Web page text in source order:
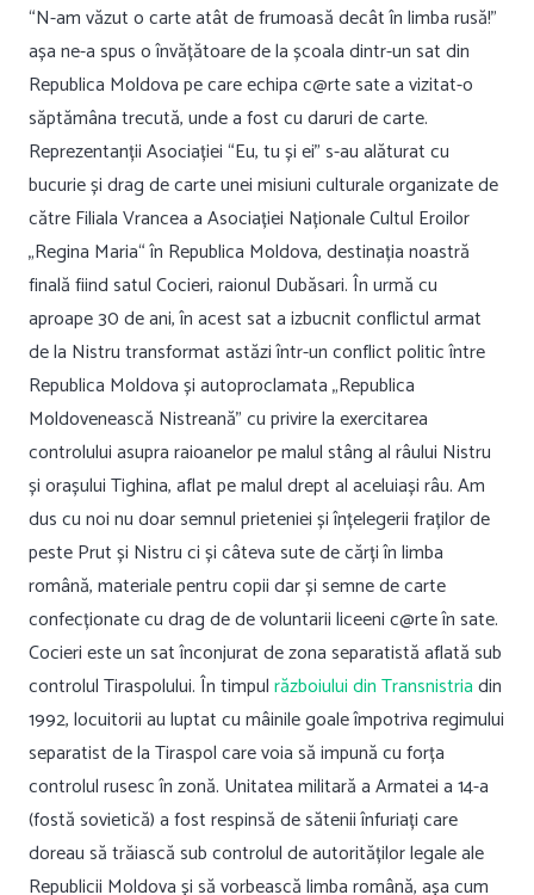
“N-am văzut o carte atât de frumoasă decât în limba rusă!”
așa ne-a spus o învățătoare de la școala dintr-un sat din
Republica Moldova pe care echipa c@rte sate a vizitat-o
săptămâna trecută, unde a fost cu daruri de carte.
Reprezentanții Asociației “Eu, tu și ei” s-au alăturat cu
bucurie și drag de carte unei misiuni culturale organizate de
către Filiala Vrancea a Asociației Naționale Cultul Eroilor
„Regina Maria“ în Republica Moldova, destinația noastră
finală fiind satul Cocieri, raionul Dubăsari. În urmă cu
aproape 30 de ani, în acest sat a izbucnit conflictul armat
de la Nistru transformat astăzi într-un conflict politic între
Republica Moldova și autoproclamata „Republica
Moldovenească Nistreană” cu privire la exercitarea
controlului asupra raioanelor pe malul stâng al râului Nistru
și orașului Tighina, aflat pe malul drept al aceluiași râu. Am
dus cu noi nu doar semnul prieteniei și înțelegerii fraților de
peste Prut și Nistru ci și câteva sute de cărți în limba
română, materiale pentru copii dar și semne de carte
confecționate cu drag de de voluntarii liceeni c@rte în sate.
Cocieri este un sat înconjurat de zona separatistă aflată sub
controlul Tiraspolului. În timpulrăzboiului din Transnistriadin
1992, locuitorii au luptat cu mâinile goale împotriva regimului
separatist de la Tiraspol care voia să impună cu forța
controlul rusesc în zonă. Unitatea militară a Armatei a 14-a
(fostă sovietică) a fost respinsă de sătenii înfuriați care
doreau să trăiască sub controlul de autorităților legale ale
Republicii Moldova și să vorbească limba română, așa cum